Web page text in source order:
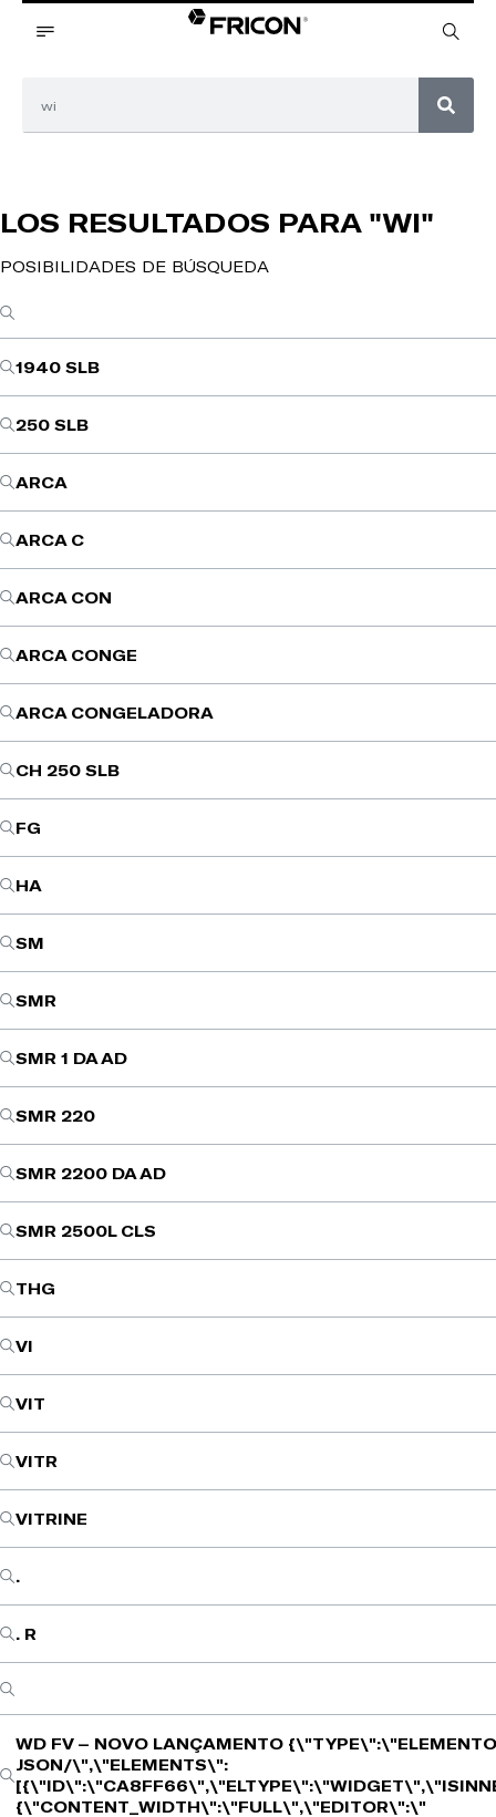
LOS RESULTADOS PARA "WI"
POSIBILIDADES DE BÚSQUEDA
1940 SLB
250 SLB
ARCA
ARCA C
ARCA CON
ARCA CONGE
ARCA CONGELADORA
CH 250 SLB
FG
HA
SM
SMR
SMR 1 DA AD
SMR 220
SMR 2200 DA AD
SMR 2500L CLS
THG
VI
VIT
VITR
VITRINE
.
. R
WD FV – NOVO LANÇAMENTO
JSON/\",\"ELEMENTS\":
{\"CONTENT_WIDTH\":\"FULL\",\"EDITOR\":\"